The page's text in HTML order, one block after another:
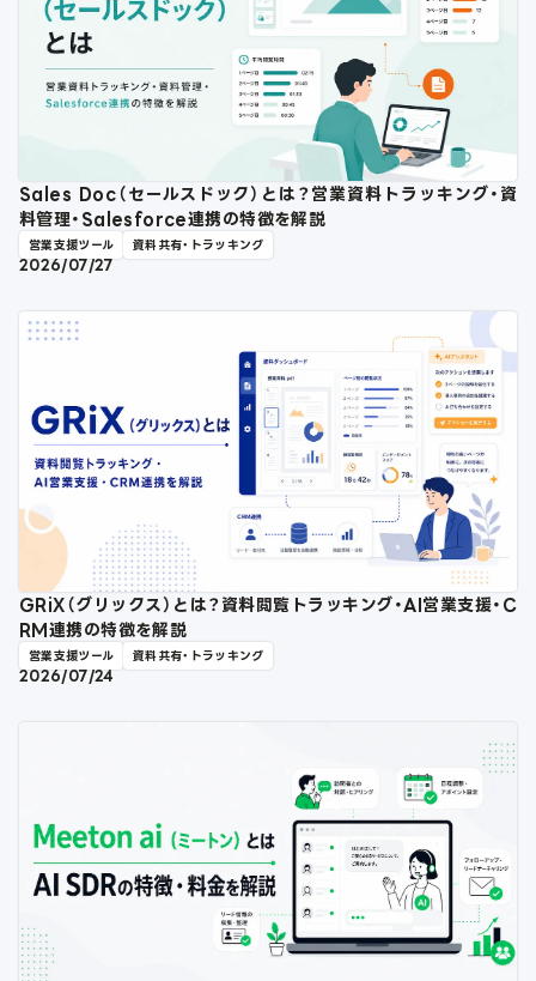
Sales Doc（セールスドック）とは？営業資料トラッキング・資
料管理・Salesforce連携の特徴を解説
営業支援ツール 資料共有・トラッキング
2026/07/27
GRiX（グリックス）とは？資料閲覧トラッキング・AI営業支援・C
RM連携の特徴を解説
営業支援ツール 資料共有・トラッキング
2026/07/24